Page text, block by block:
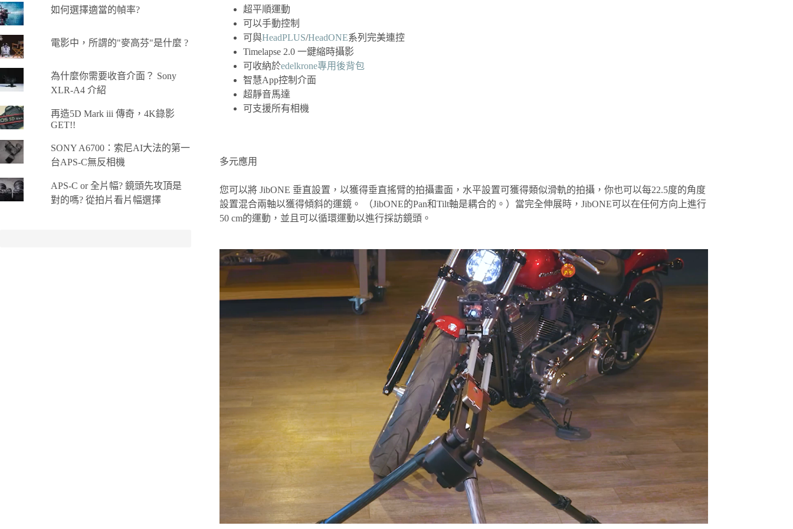
超平順運動
可以手動控制
可與HeadPLUS/HeadONE系列完美連控
Timelapse 2.0 一鍵縮時攝影
可收納於edelkrone專用後背包
智慧App控制介面
超靜音馬達
可支援所有相機
多元應用
您可以將 JibONE 垂直設置，以獲得垂直搖臂的拍攝畫面，水平設置可獲得類似滑軌的拍攝，你也可以每22.5度的角度
設置混合兩軸以獲得傾斜的運鏡。 （JibONE的Pan和Tilt軸是耦合的。）當完全伸展時，JibONE可以在任何方向上進行
50 cm的運動，並且可以循環運動以進行採訪鏡頭。
如何選擇適當的幀率?
電影中，所謂的"麥高芬"是什麼 ?
為什麼你需要收音介面？ Sony
XLR-A4 介紹
再造5D Mark iii 傳奇，4K錄影
GET!!
SONY A6700：索尼AI大法的第一
台APS-C無反相機
APS-C or 全片幅? 鏡頭先攻頂是
對的嗎? 從拍片看片幅選擇